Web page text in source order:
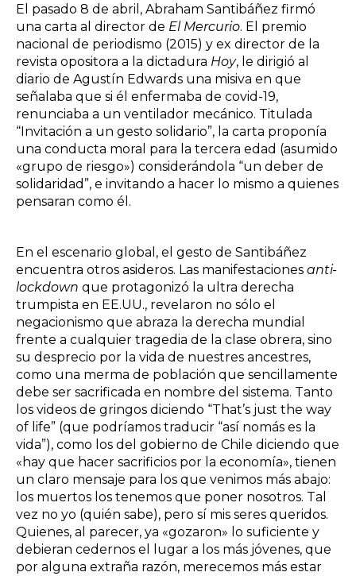
El pasado 8 de abril, Abraham Santibáñez firmó
una carta al director de El Mercurio. El premio
nacional de periodismo (2015) y ex director de la
revista opositora a la dictadura Hoy, le dirigió al
diario de Agustín Edwards una misiva en que
señalaba que si él enfermaba de covid-19,
renunciaba a un ventilador mecánico. Titulada
“Invitación a un gesto solidario”, la carta proponía
una conducta moral para la tercera edad (asumido
«grupo de riesgo») considerándola “un deber de
solidaridad”, e invitando a hacer lo mismo a quienes
pensaran como él.
En el escenario global, el gesto de Santibáñez
encuentra otros asideros. Las manifestaciones anti-
lockdown que protagonizó la ultra derecha
trumpista en EE.UU., revelaron no sólo el
negacionismo que abraza la derecha mundial
frente a cualquier tragedia de la clase obrera, sino
su desprecio por la vida de nuestres ancestres,
como una merma de población que sencillamente
debe ser sacrificada en nombre del sistema. Tanto
los videos de gringos diciendo “That’s just the way
of life” (que podríamos traducir “así nomás es la
vida”), como los del gobierno de Chile diciendo que
«hay que hacer sacrificios por la economía», tienen
un claro mensaje para los que venimos más abajo:
los muertos los tenemos que poner nosotros. Tal
vez no yo (quién sabe), pero sí mis seres queridos.
Quienes, al parecer, ya «gozaron» lo suficiente y
debieran cedernos el lugar a los más jóvenes, que
por alguna extraña razón, merecemos más estar